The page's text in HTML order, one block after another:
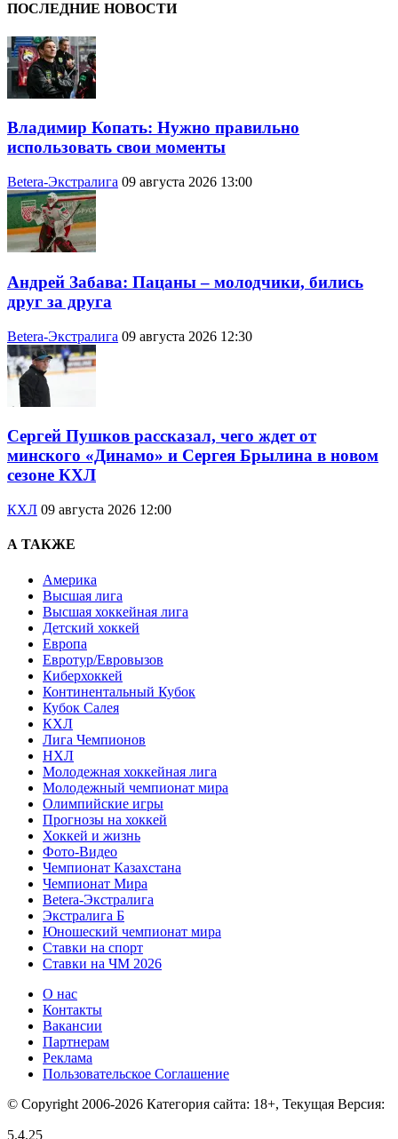
ПОСЛЕДНИЕ НОВОСТИ
Владимир Копать: Нужно правильно
использовать свои моменты
Betera-Экстралига 09 августа 2026 13:00
Андрей Забава: Пацаны – молодчики, бились
друг за друга
Betera-Экстралига 09 августа 2026 12:30
Сергей Пушков рассказал, чего ждет от
минского «Динамо» и Сергея Брылина в новом
сезоне КХЛ
КХЛ 09 августа 2026 12:00
А ТАКЖЕ
Америка
Высшая лига
Высшая хоккейная лига
Детский хоккей
Европа
Евротур/Евровызов
Киберхоккей
Континентальный Кубок
Кубок Салея
КХЛ
Лига Чемпионов
НХЛ
Молодежная хоккейная лига
Молодежный чемпионат мира
Олимпийские игры
Прогнозы на хоккей
Хоккей и жизнь
Фото-Видео
Чемпионат Казахстана
Чемпионат Мира
Betera-Экстралига
Экстралига Б
Юношеский чемпионат мира
Ставки на спорт
Ставки на ЧМ 2026
О нас
Контакты
Вакансии
Партнерам
Реклама
Пользовательское Соглашение
© Copyright 2006-2026 Категория сайта: 18+, Текущая Версия:
5.4.25